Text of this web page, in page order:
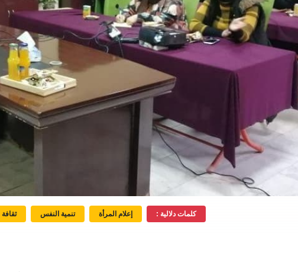
كلمات دلالية : إعلام المرأة تنمية النفس ثقافة